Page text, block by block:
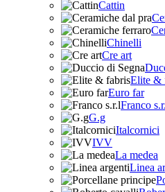
Cattin
Chinelli
Cre art
Elite &
Euro far
Franco
G.g
Italcornici
IVV
La medea
Linea